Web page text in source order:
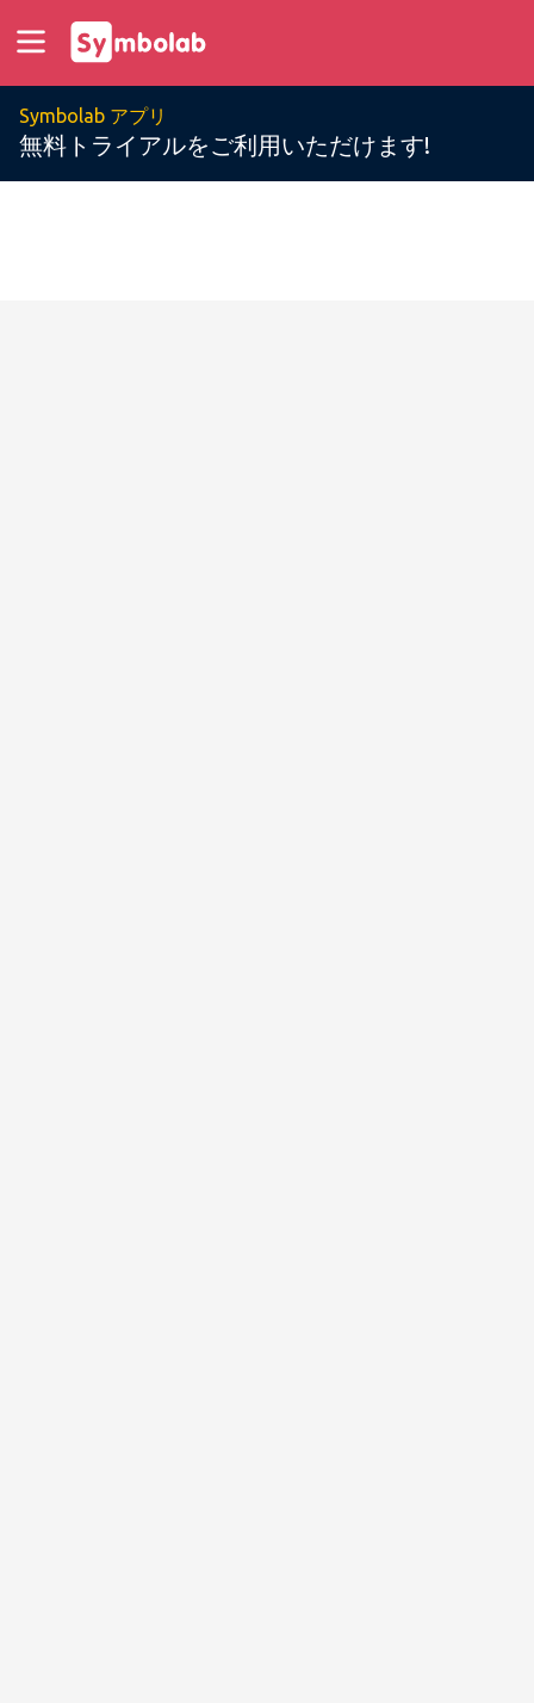
Symbolab アプリ
無料トライアルをご利用いただけます!